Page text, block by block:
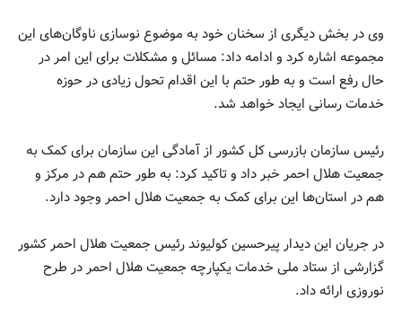
وی در بخش دیگری از سخنان خود به موضوع نوسازی ناوگان‌های این
مجموعه اشاره کرد و ادامه داد: مسائل و مشکلات برای این امر در
حال رفع است و به طور حتم با این اقدام تحول زیادی در حوزه
خدمات رسانی ایجاد خواهد شد.
رئیس سازمان بازرسی کل کشور از آمادگی این سازمان برای کمک به
جمعیت هلال احمر خبر داد و تاکید کرد: به طور حتم هم در مرکز و
هم در استان‌ها این برای کمک به جمعیت هلال احمر وجود دارد.
در جریان این دیدار پیرحسین کولیوند رئیس جمعیت هلال احمر کشور
گزارشی از ستاد ملی خدمات یکپارچه جمعیت هلال احمر در طرح
نوروزی ارائه داد.